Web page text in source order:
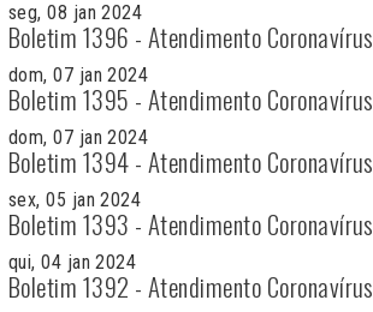
seg, 08 jan 2024
Boletim 1396 - Atendimento Coronavírus
dom, 07 jan 2024
Boletim 1395 - Atendimento Coronavírus
dom, 07 jan 2024
Boletim 1394 - Atendimento Coronavírus
sex, 05 jan 2024
Boletim 1393 - Atendimento Coronavírus
qui, 04 jan 2024
Boletim 1392 - Atendimento Coronavírus